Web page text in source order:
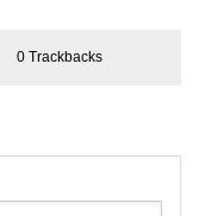
0 Trackbacks